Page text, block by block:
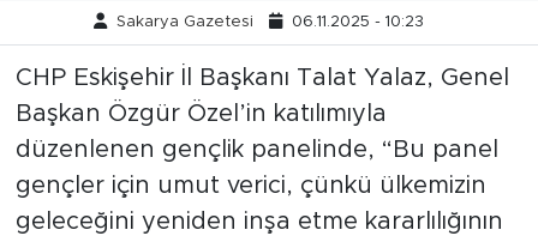
Sakarya Gazetesi 06.11.2025 - 10:23
CHP Eskişehir İl Başkanı Talat Yalaz, Genel
Başkan Özgür Özel’in katılımıyla
düzenlenen gençlik panelinde, “Bu panel
gençler için umut verici, çünkü ülkemizin
geleceğini yeniden inşa etme kararlılığının
Teknoloji
Politika